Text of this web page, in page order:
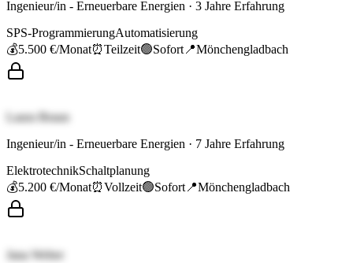
Ingenieur/in - Erneuerbare Energien · 3 Jahre Erfahrung
SPS-ProgrammierungAutomatisierung
💰5.500 €/Monat⏰Teilzeit🟢Sofort 📍Mönchengladbach
Laura Braun
Ingenieur/in - Erneuerbare Energien · 7 Jahre Erfahrung
ElektrotechnikSchaltplanung
💰5.200 €/Monat⏰Vollzeit🟢Sofort 📍Mönchengladbach
Jana Weber